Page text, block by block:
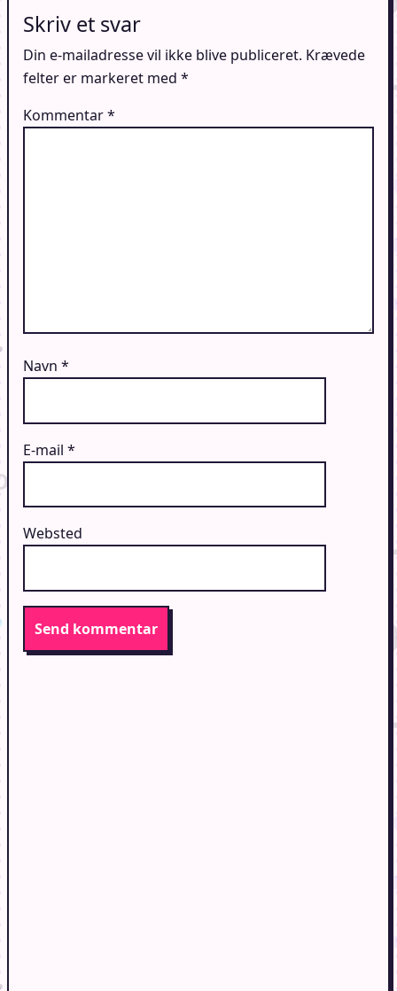
Skriv et svar
Din e-mailadresse vil ikke blive publiceret. Krævede
felter er markeret med *
Kommentar*
Navn *
E-mail *
Websted